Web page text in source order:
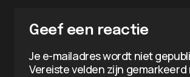
Geef een reactie
Je e-mailadres wordt niet
Vereiste velden zijn gemarkeerd